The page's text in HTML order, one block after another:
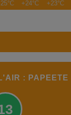
+24°C
+23°C
: PAPEETE